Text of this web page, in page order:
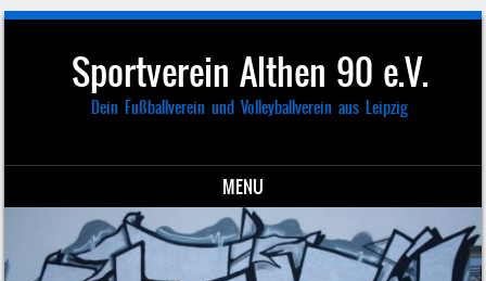
Sportverein Althen 90 e.V.
Dein Fußballverein und Volleyballverein aus Leipzig
MENU
Skip to content